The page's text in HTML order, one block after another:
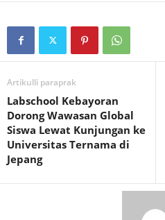
Artikulli paraprak
Labschool Kebayoran
Dorong Wawasan Global
Siswa Lewat Kunjungan ke
Universitas Ternama di
Jepang